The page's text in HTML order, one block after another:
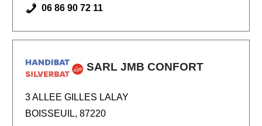
06 86 90 72 11
SARL JMB CONFORT
3 ALLEE GILLES LALAY
BOISSEUIL, 87220